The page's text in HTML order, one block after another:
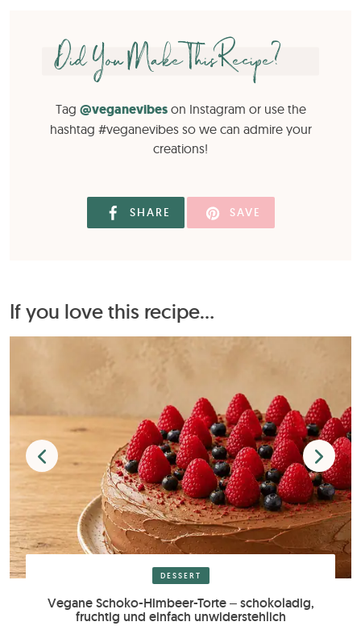
Did You Make This Recipe?
Tag @veganevibeson Instagram or use the
hashtag #veganevibes so we can admire your
creations!
SHARE SAVE
If you love this recipe...
DESSERT
Vegane Schoko-Himbeer-Torte – schokoladig,
fruchtig und einfach unwiderstehlich